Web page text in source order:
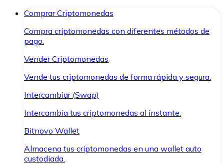
Comprar Criptomonedas
Compra criptomonedas con diferentes métodos de
pago.
Vender Criptomonedas
Vende tus criptomonedas de forma rápida y segura.
Intercambiar (Swap)
Intercambia tus criptomonedas al instante.
Bitnovo Wallet
Almacena tus criptomonedas en una wallet auto
custodiada.